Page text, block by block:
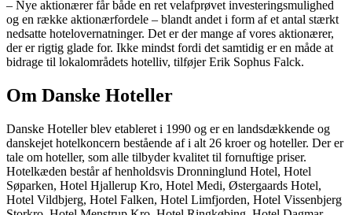
– Nye aktionærer får både en ret velafprøvet investeringsmulighed
og en række aktionærfordele – blandt andet i form af et antal stærkt
nedsatte hotelovernatninger. Det er der mange af vores aktionærer,
der er rigtig glade for. Ikke mindst fordi det samtidig er en måde at
bidrage til lokalområdets hotelliv, tilføjer Erik Sophus Falck.
Om Danske Hoteller
Danske Hoteller blev etableret i 1990 og er en landsdækkende og
danskejet hotelkoncern bestående af i alt 26 kroer og hoteller. Der er
tale om hoteller, som alle tilbyder kvalitet til fornuftige priser.
Hotelkæden består af henholdsvis Dronninglund Hotel, Hotel
Søparken, Hotel Hjallerup Kro, Hotel Medi, Østergaards Hotel,
Hotel Vildbjerg, Hotel Falken, Hotel Limfjorden, Hotel Vissenbjerg